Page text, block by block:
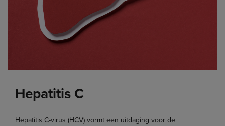
Hepatitis C
Hepatitis C-virus (HCV) vormt een uitdaging voor de